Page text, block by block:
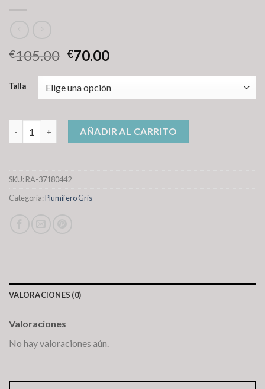
€105.00 €70.00
Talla
plumifero gris cantidadAÑADIR AL CARRITO
SKU:RA-37180442
Categoría:Plumifero Gris
VALORACIONES (0)
Valoraciones
No hay valoraciones aún.